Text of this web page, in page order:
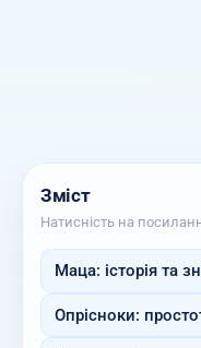
Зміст
Натисність на
Маца: історія та
Опрісноки: